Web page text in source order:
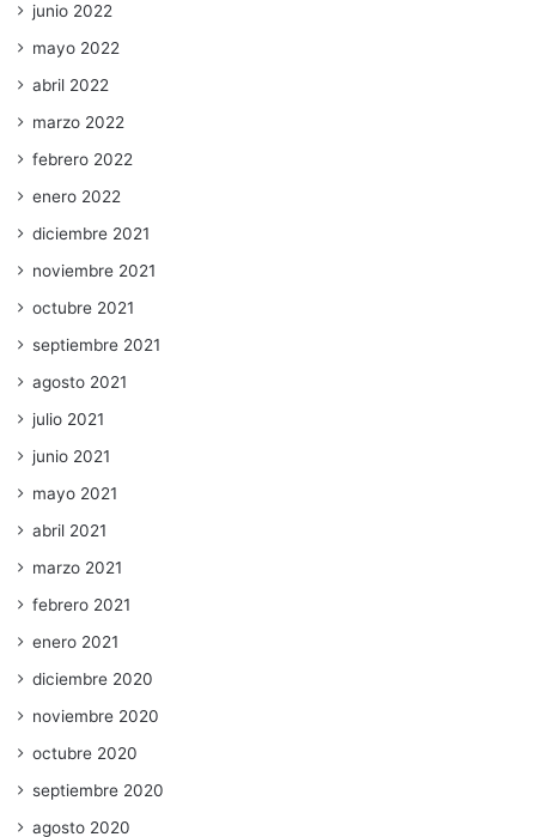
junio 2022
mayo 2022
abril 2022
marzo 2022
febrero 2022
enero 2022
diciembre 2021
noviembre 2021
octubre 2021
septiembre 2021
agosto 2021
julio 2021
junio 2021
mayo 2021
abril 2021
marzo 2021
febrero 2021
enero 2021
diciembre 2020
noviembre 2020
octubre 2020
septiembre 2020
agosto 2020